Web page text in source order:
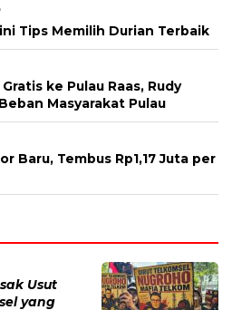
Tips Memilih Durian Terbaik
ke Pulau Raas, Rudy
Masyarakat Pulau
Baru, Tembus Rp1,17 Juta per
Usut
yang